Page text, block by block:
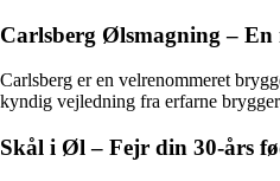
Carlsberg Ølsmagning – En
Carlsberg er en velrenommeret
kyndig vejledning fra erfarne
Skål i Øl – Fejr din 30-års